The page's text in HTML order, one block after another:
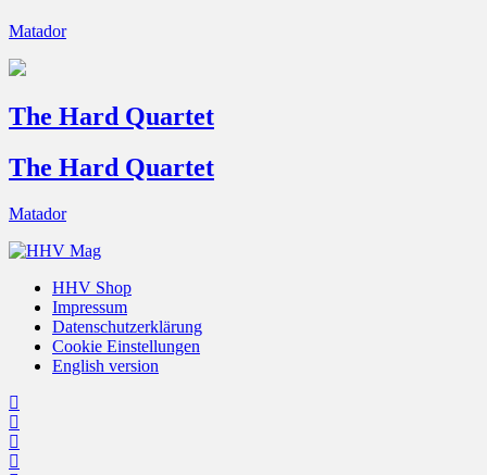
Matador
The Hard Quartet
The Hard Quartet
Matador
HHV Shop
Impressum
Datenschutzerklärung
Cookie Einstellungen
English version